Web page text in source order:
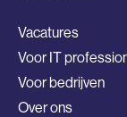
Vacatures
Voor IT
Voor bedrijven
Over ons